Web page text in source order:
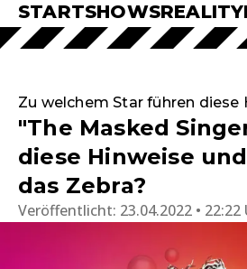
STARTSHOWSREALITY
Zu welchem Star führen diese
"The Masked
diese Hinweise
das Zebra?
Veröffentlicht: 23.04.2022 • 22:22